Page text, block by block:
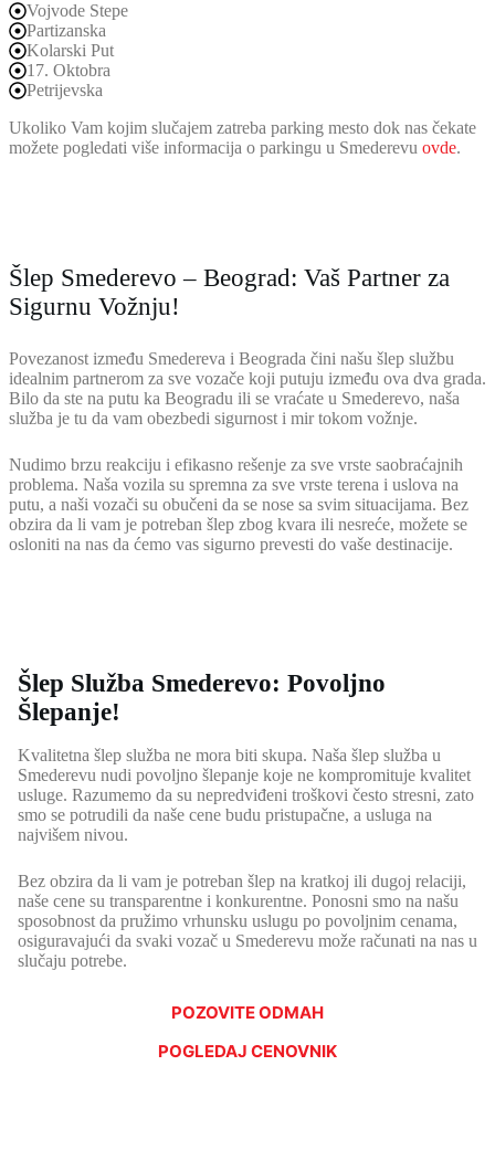
Vojvode Stepe
Partizanska
Kolarski Put
17. Oktobra
Petrijevska
Ukoliko Vam kojim slučajem zatreba parking mesto dok nas čekate
možete pogledati više informacija o parkingu u Smederevu ovde.
Šlep Smederevo – Beograd: Vaš Partner za
Sigurnu Vožnju!
Povezanost između Smedereva i Beograda čini našu šlep službu
idealnim partnerom za sve vozače koji putuju između ova dva grada.
Bilo da ste na putu ka Beogradu ili se vraćate u Smederevo, naša
služba je tu da vam obezbedi sigurnost i mir tokom vožnje.
Nudimo brzu reakciju i efikasno rešenje za sve vrste saobraćajnih
problema. Naša vozila su spremna za sve vrste terena i uslova na
putu, a naši vozači su obučeni da se nose sa svim situacijama. Bez
obzira da li vam je potreban šlep zbog kvara ili nesreće, možete se
osloniti na nas da ćemo vas sigurno prevesti do vaše destinacije.
Šlep Služba Smederevo: Povoljno
Šlepanje!
Kvalitetna šlep služba ne mora biti skupa. Naša šlep služba u
Smederevu nudi povoljno šlepanje koje ne kompromituje kvalitet
usluge. Razumemo da su nepredviđeni troškovi često stresni, zato
smo se potrudili da naše cene budu pristupačne, a usluga na
najvišem nivou.
Bez obzira da li vam je potreban šlep na kratkoj ili dugoj relaciji,
naše cene su transparentne i konkurentne. Ponosni smo na našu
sposobnost da pružimo vrhunsku uslugu po povoljnim cenama,
osiguravajući da svaki vozač u Smederevu može računati na nas u
slučaju potrebe.
POZOVITE ODMAH
POGLEDAJ CENOVNIK